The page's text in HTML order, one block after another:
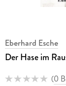
Eberhard Esche
Der Hase im
(0